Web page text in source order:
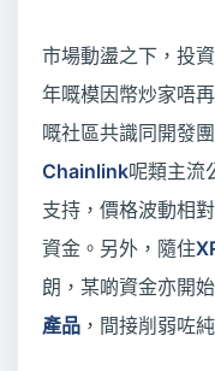
市場動盪之下，投
年嘅模因幣炒家唔
嘅社區共識同開發
Chainlink呢類主流
支持，價格波動相
資金。另外，隨住
朗，某啲資金亦開
產品 ，間接削弱咗